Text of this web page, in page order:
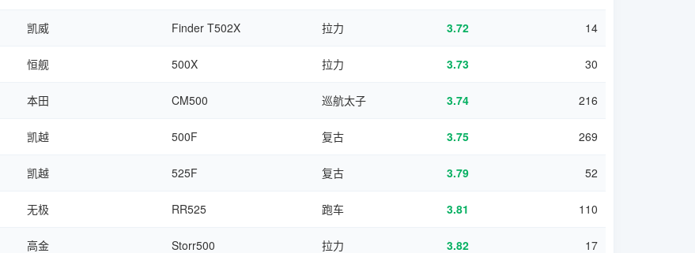
凯威 Finder T502X 拉力 3.72 14
恒舰 500X 拉力 3.73 30
本田 CM500 巡航太子 3.74 216
凯越 500F 复古 3.75 269
凯越 525F 复古 3.79 52
无极 RR525 跑车 3.81 110
高金 Storr500 拉力 3.82 17